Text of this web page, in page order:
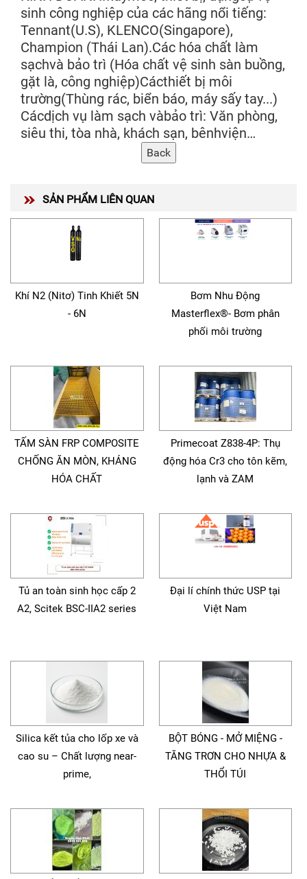
sinh công nghiệp của các hãng nổi tiếng:
Tennant(U.S), KLENCO(Singapore),
Champion (Thái Lan).Các hóa chất làm
sạchvà bảo trì (Hóa chất vệ sinh sàn buồng,
gặt là, công nghiệp)Cácthiết bị môi
trường(Thùng rác, biển báo, máy sấy tay...)
Cácdịch vụ làm sạch vàbảo trì: Văn phòng,
siêu thi, tòa nhà, khách sạn, bênhviện…
SẢN PHẨM LIÊN QUAN
Khí N2 (Nitơ) Tinh Khiết 5N
- 6N
Bơm Nhu Động
Masterflex®- Bơm phân
phối môi trường
TẤM SÀN FRP COMPOSITE
CHỐNG ĂN MÒN, KHÁNG
HÓA CHẤT
Primecoat Z838-4P: Thụ
động hóa Cr3 cho tôn kẽm,
lạnh và ZAM
Tủ an toàn sinh học cấp 2
A2, Scitek BSC-IIA2 series
Đại lí chính thức USP tại
Việt Nam
Silica kết tủa cho lốp xe và
cao su – Chất lượng near-
prime,
BỘT BÓNG - MỞ MIỆNG -
TĂNG TRƠN CHO NHỰA &
THỔI TÚI